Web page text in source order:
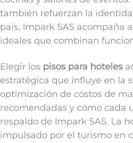
también refuerzan la
país, Impark SAS acompaña
ideales que combinan
Elegir los pisos para hoteles
estratégica que influye en la
optimización de costos de
recomendadas y cómo cada
respaldo de Impark SAS. La
impulsado por el turismo en